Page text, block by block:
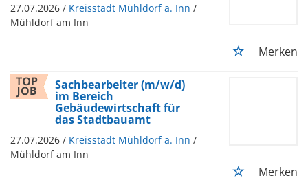
27.07.2026 / Kreisstadt Mühldorf a. Inn /
Mühldorf am Inn
Merken
Sachbearbeiter (m/w/d)
im Bereich
Gebäudewirtschaft für
das Stadtbauamt
27.07.2026 / Kreisstadt Mühldorf a. Inn /
Mühldorf am Inn
Merken